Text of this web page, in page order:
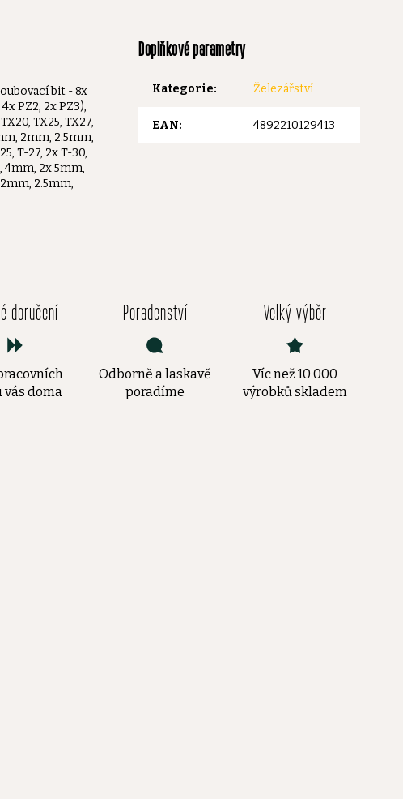
bit - 8x
PZ2, 2x PZ3),
TX25, TX27,
2mm, 2.5mm,
T-27, 2x T-30,
4mm, 2x 5mm,
2.5mm,
Doplňkové parametry
Kategorie: Železářství
EAN: 4892210129413
doručení
vás doma
Poradenství
Odborně a laskavě
poradíme
Velký výběr
Víc než 10 000
výrobků skladem